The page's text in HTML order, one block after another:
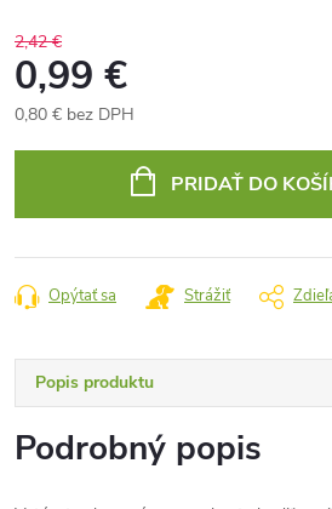
2,42 €
0,99 €
0,80 € bez DPH
PRIDAŤ DO
Opýtať sa Strážiť
Popis produktu
Podrobný popis